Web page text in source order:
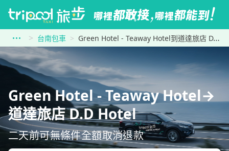
台南包車 Green Hotel - Teaway Hotel到道達旅店 D.D Hotel
Green Hotel - Teaway Hotel→
道達旅店 D.D Hotel
二天前可無條件全額取消退款